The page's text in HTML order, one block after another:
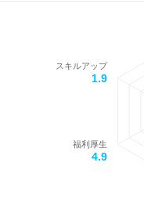
福利厚生
4.9
スキルアップ
1.9